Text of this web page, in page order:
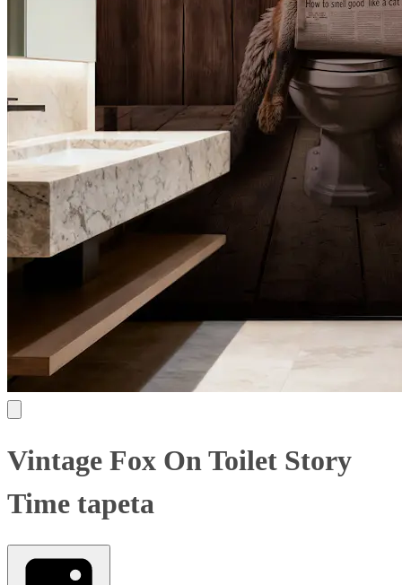
Vintage Fox On Toilet Story
Time tapeta